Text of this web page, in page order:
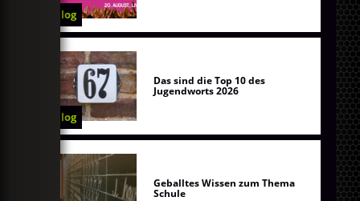
Blog
Blog
Das sind die Top 10 des
Jugendworts 2026
Geballtes Wissen zum Thema
Schule